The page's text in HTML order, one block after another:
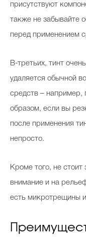
присутствуют
также не забывайте
перед применением
В-третьих, тинт
удаляется обычной
средств – например,
образом, если вы
после применения
непросто.
Кроме того, не стоит
внимание и на
есть микротрещины